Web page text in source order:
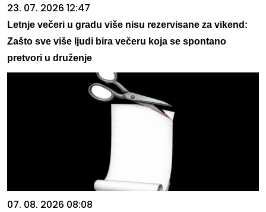
23. 07. 2026 12:47
Letnje večeri u gradu više nisu rezervisane za vikend:
Zašto sve više ljudi bira večeru koja se spontano
pretvori u druženje
07. 08. 2026 08:08